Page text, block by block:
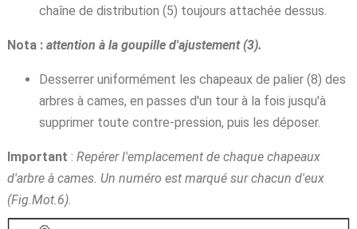
chaîne de distribution (5) toujours attachée dessus.
Nota : attention à la goupille d'ajustement (3).
Desserrer uniformément les chapeaux de palier (8) des
arbres à cames, en passes d'un tour à la fois jusqu'à
supprimer toute contre-pression, puis les déposer.
Important : Repérer l'emplacement de chaque chapeaux
d'arbre à cames. Un numéro est marqué sur chacun d'eux
(Fig.Mot.6).